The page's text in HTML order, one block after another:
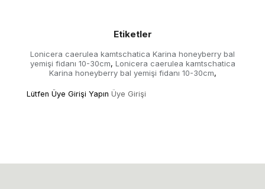
Etiketler
Lonicera caerulea kamtschatica Karina honeyberry bal
yemişi fidanı 10-30cm, Lonicera caerulea kamtschatica
Karina honeyberry bal yemişi fidanı 10-30cm,
Lütfen Üye Girişi Yapın Üye Girişi